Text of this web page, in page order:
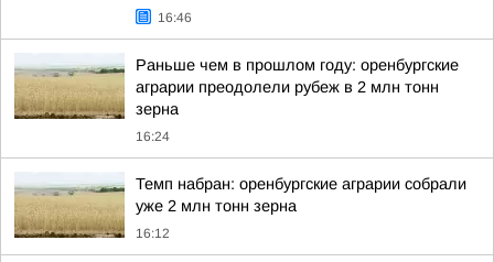
16:46
Раньше чем в прошлом году: оренбургские
аграрии преодолели рубеж в 2 млн тонн
зерна
16:24
Темп набран: оренбургские аграрии собрали
уже 2 млн тонн зерна
16:12